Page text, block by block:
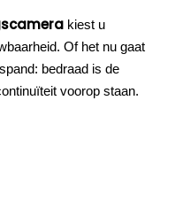
kiest u
Of het nu gaat
bedraad is de
voorop staan.